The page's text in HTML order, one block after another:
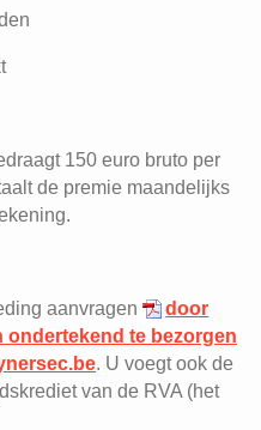
150 euro bruto per
de premie maandelijks
aanvragen
door
te bezorgen
. U voegt ook de
van de RVA (het
langdurige